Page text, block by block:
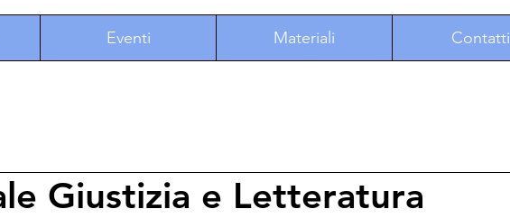
Eventi Materiali Contatti
Giustizia e Letteratura